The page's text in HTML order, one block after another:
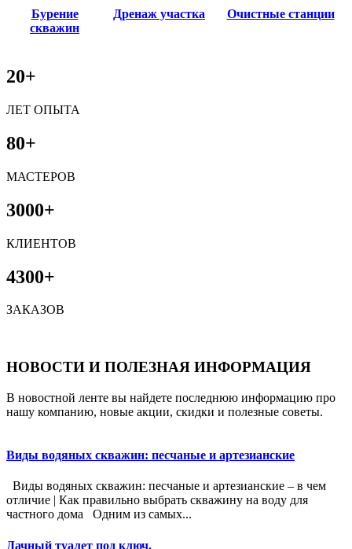
Бурение
скважин
Дренаж участка Очистные станции
20+
ЛЕТ ОПЫТА
80+
МАСТЕРОВ
3000+
КЛИЕНТОВ
4300+
ЗАКАЗОВ
НОВОСТИ И ПОЛЕЗНАЯ ИНФОРМАЦИЯ
В новостной ленте вы найдете последнюю информацию про
нашу компанию, новые акции, скидки и полезные советы.
Виды водяных скважин: песчаные и артезианские
Виды водяных скважин: песчаные и артезианские – в чем
отличие | Как правильно выбрать скважину на воду для
частного дома Одним из самых...
Дачный туалет под ключ.